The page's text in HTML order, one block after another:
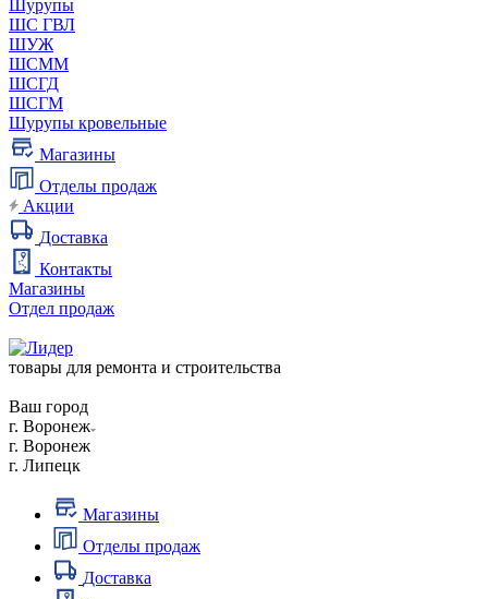
Шурупы
ШС ГВЛ
ШУЖ
ШСММ
ШСГД
ШСГМ
Шурупы кровельные
Магазины
Отделы продаж
Акции
Доставка
Контакты
Магазины
Отдел продаж
товары для ремонта и строительства
Ваш город
г. Воронеж
г. Воронеж
г. Липецк
Магазины
Отделы продаж
Доставка